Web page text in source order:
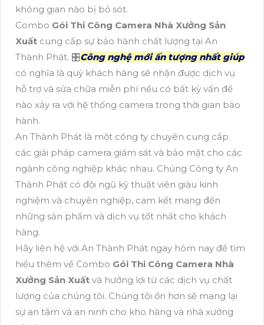
không gian nào bị bỏ sót.
Combo Gói Thi Công Camera Nhà Xưởng Sản
Xuất cung cấp sự bảo hành chất lượng tại An
Thành Phát. 🎛Công nghệ mới ấn tượng nhất giúp
có nghĩa là quý khách hàng sẽ nhận được dịch vụ
hỗ trợ và sửa chữa miễn phí nếu có bất kỳ vấn đề
nào xảy ra với hệ thống camera trong thời gian bảo
hành.
An Thành Phát là một công ty chuyên cung cấp
các giải pháp camera giám sát và bảo mật cho các
ngành công nghiệp khác nhau. Chúng Công ty An
Thành Phát có đội ngũ kỹ thuật viên giàu kinh
nghiệm và chuyên nghiệp, cam kết mang đến
những sản phẩm và dịch vụ tốt nhất cho khách
hàng.
Hãy liên hệ với An Thành Phát ngay hôm nay để tìm
hiểu thêm về Combo Gói Thi Công Camera Nhà
Xưởng Sản Xuất và hưởng lợi từ các dịch vụ chất
lượng của chúng tôi. Chúng tôi ổn hơn sẽ mang lại
sự an tâm và an ninh cho kho hàng và nhà xưởng